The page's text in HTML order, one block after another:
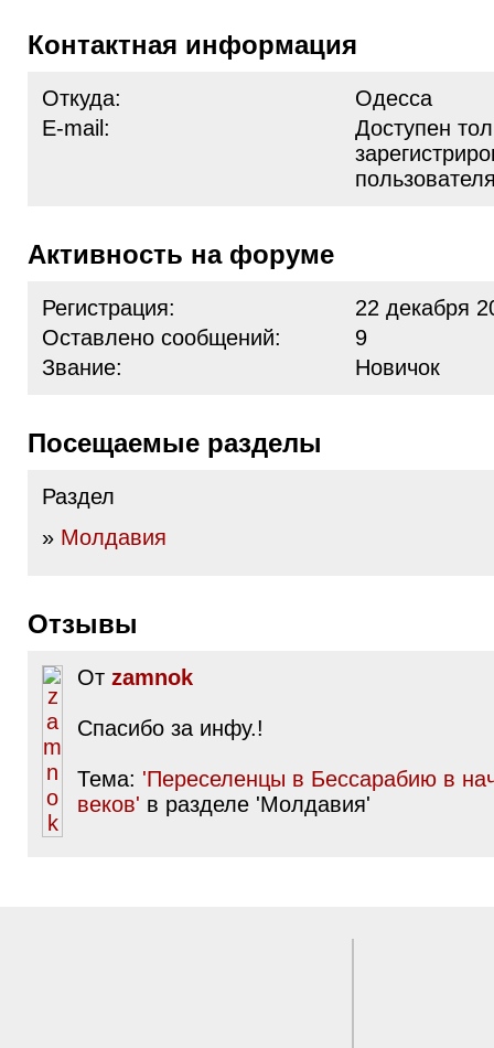
Контактная информация
Откуда:
Одесса
E-mail:
Доступен
Активность на форуме
Регистрация:
22 декабря
Оставлено сообщений:
9
Звание:
Новичок
Посещаемые разделы
Раздел
» Молдавия
Отзывы
От zamnok
Спасибо за инфу.!
Тема: 'Переселенцы в Бессарабию в
веков' в разделе 'Молдавия'